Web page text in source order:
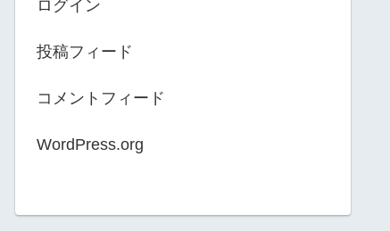
ログイン
投稿フィード
コメントフィード
WordPress.org